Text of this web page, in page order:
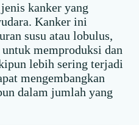
kanker yang
Kanker ini
susu atau lobulus,
memproduksi dan
lebih sering terjadi
mengembangkan
dalam jumlah yang